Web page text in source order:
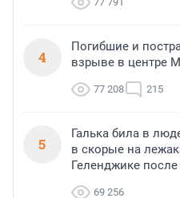
4
Погибшие и
взрыве в центре
77 208 215
5
Галька била в
в скорые на
Геленджике
69 256